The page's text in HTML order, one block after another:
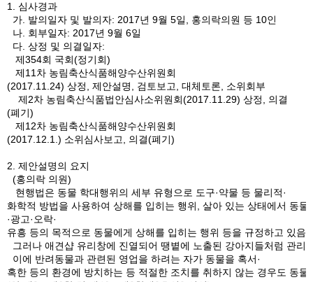
1. 심사경과
가. 발의일자 및 발의자: 2017년 9월 5일, 홍의락의원 등 10인
나. 회부일자: 2017년 9월 6일
다. 상정 및 의결일자:
제354회 국회(정기회)
제11차 농림축산식품해양수산위원회
(2017.11.24) 상정, 제안설명, 검토보고, 대체토론, 소위회부
제2차 농림축산식품법안심사소위원회(2017.11.29) 상정, 의결
(폐기)
제12차 농림축산식품해양수산위원회
(2017.12.1.) 소위심사보고, 의결(폐기)
2. 제안설명의 요지
(홍의락 의원)
현행법은 동물 학대행위의 세부 유형으로 도구·약물 등 물리적·
화학적 방법을 사용하여 상해를 입히는 행위, 살아 있는 상태에서 동
·광고·오락·
유흥 등의 목적으로 동물에게 상해를 입히는 행위 등을 규정하고 있음.
그러나 애견샵 유리창에 진열되어 땡볕에 노출된 강아지들처럼 관
이에 반려동물과 관련된 영업을 하려는 자가 동물을 혹서·
혹한 등의 환경에 방치하는 등 적절한 조치를 취하지 않는 경우도 동